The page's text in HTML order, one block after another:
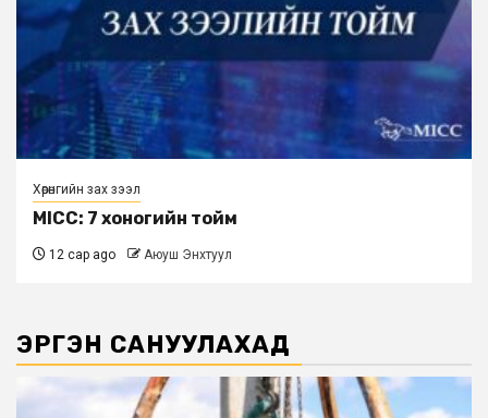
Хөрөнгийн зах зээл
MICC: 7 хоногийн тойм
12 сар ago Аюуш Энхтуул
ЭРГЭН САНУУЛАХАД